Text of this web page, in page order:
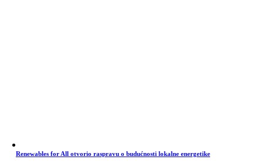
Renewables for All otvorio raspravu o budućnosti lokalne energetike